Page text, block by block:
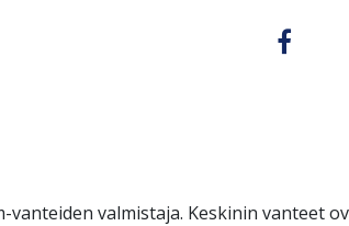
valmistaja. Keskinin vanteet